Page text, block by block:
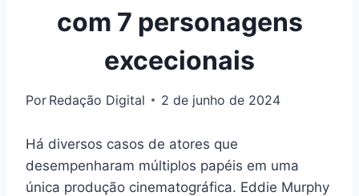
com 7 personagens
excecionais
Por Redação Digital 2 de junho de 2024
Há diversos casos de atores que
desempenharam múltiplos papéis em uma
única produção cinematográfica. Eddie Murphy